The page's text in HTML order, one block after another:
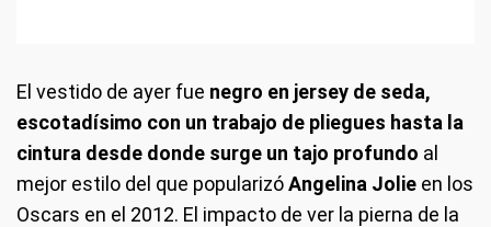
El vestido de ayer fue negro en jersey de seda,
escotadísimo con un trabajo de pliegues hasta la
cintura desde donde surge un tajo profundo al
mejor estilo del que popularizóAngelina Jolie en los
Oscars en el 2012. El impacto de ver la pierna de la